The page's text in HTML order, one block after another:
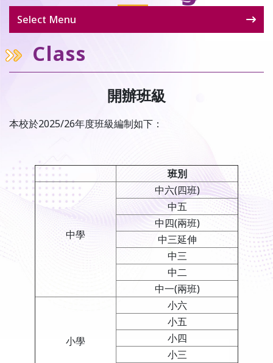
Select Menu
Class
開辦班級
本校於2025/26年度班級編制如下：
班別
中學
中六(四班)
中五
中四(兩班)
中三延伸
中三
中二
中一(兩班)
小學
小六
小五
小四
小三